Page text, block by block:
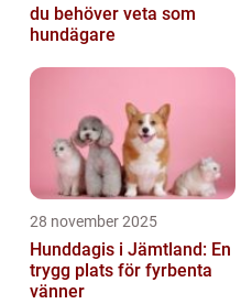
du behöver veta som
hundägare
28 november 2025
Hunddagis i Jämtland: En
trygg plats för fyrbenta
vänner